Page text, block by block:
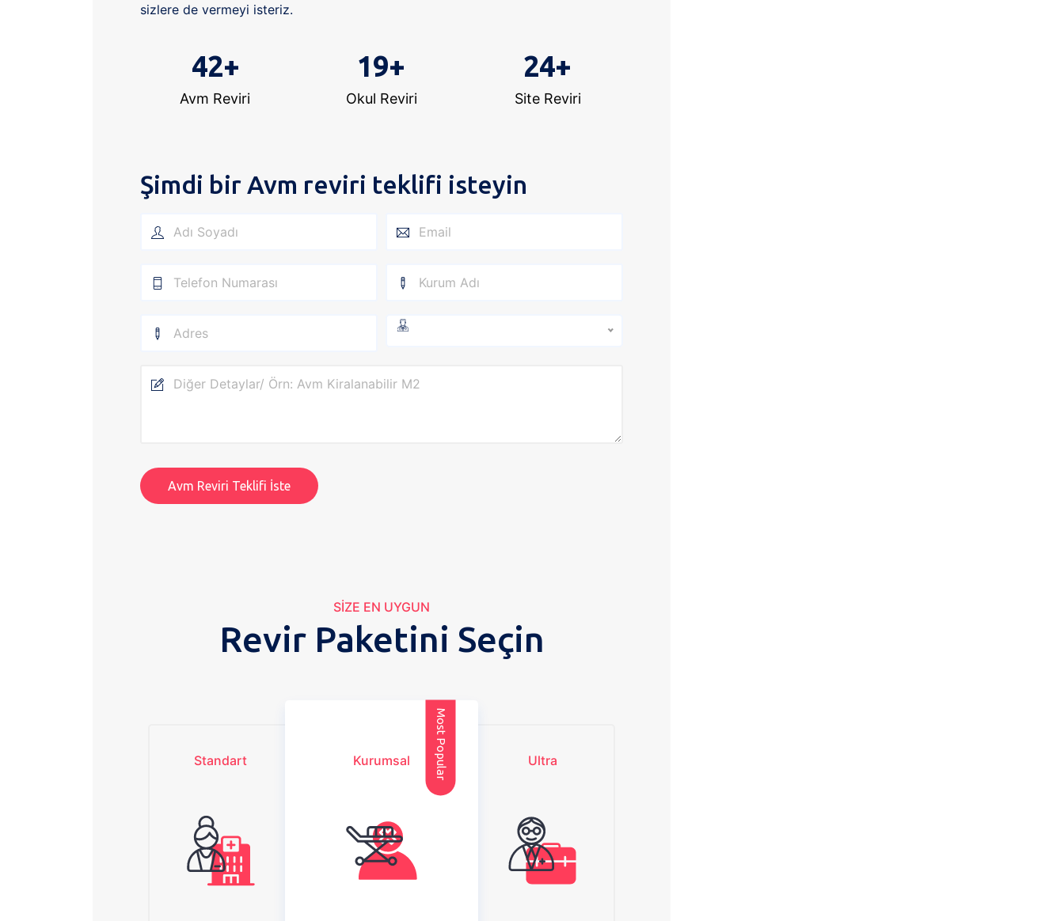
sizlere de vermeyi isteriz.
42+
Avm Reviri
19+
Okul Reviri
24+
Site Reviri
Şimdi bir Avm reviri teklifi isteyin
SİZE EN UYGUN
Revir Paketini Seçin
Standart Most Popular
Kurumsal Ultra